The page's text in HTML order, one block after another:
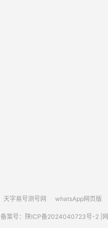
天字易号测号网 whatsApp网页版
备案号：陕ICP备2024040723号-2 |